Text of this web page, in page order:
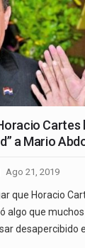
Cartes
a Mario
Ago 21, 2019
que Horacio
algo que
desapercibido